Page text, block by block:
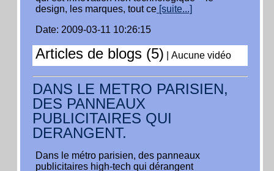
design, les marques, tout ce [suite...]
Date: 2009-03-11 10:26:15
Articles de blogs (5) Aucune vidéo
DANS LE METRO PARISIEN,
DES PANNEAUX
PUBLICITAIRES QUI
DERANGENT.
Dans le métro parisien, des panneaux
publicitaires high-tech qui dérangent